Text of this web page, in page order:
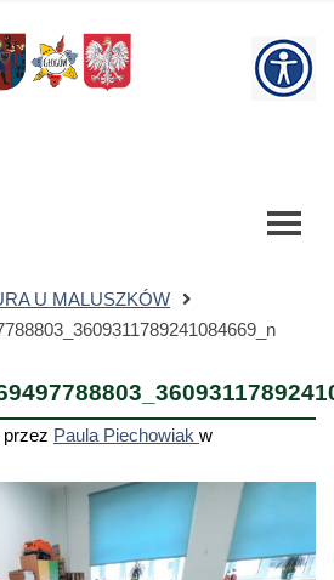
U MALUSZKÓW
przez Paula Piechowiak w